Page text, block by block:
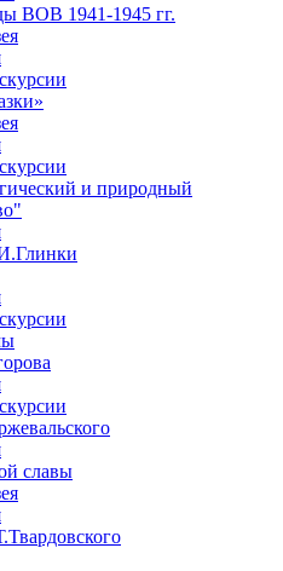
ВОВ 1941-1945 гг.
и природный
славы